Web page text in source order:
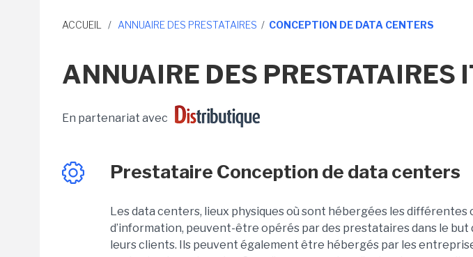
ACCUEIL / ANNUAIRE DES PRESTATAIRES / CONCEPTION DE DATA CENTERS
ANNUAIRE DES PRESTATAIRES
En partenariat avec
Prestataire Conception de data centers
Les data centers, lieux physiques où sont hébergées les différentes
d’information, peuvent-être opérés par des prestataires dans le but
leurs clients. Ils peuvent également être hébergés par les